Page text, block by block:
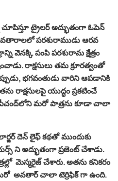
ట్రైలర్‌ అద్భుతంగా ఓపెన్
పరశురాముడు ఆరవ
వెనక్కి పంపి పరశురామ క్షేత్రం
రాక్షసులు తమ క్రూరత్వంతో
భగవంతుడు వారిని ఆపడానికి
రాక్షసులపై యుద్ధం ప్రకటించే
మరో పాత్రను కూడా చాలా
దెన్ లైఫ్ కథతో ముందుకు
ని అద్భుతంగా ప్రజెంట్ చేశాడు.
మెస్మరైజ్ చేశారు. అతను కనికరం
అవతార్ చాలా టెర్రిఫిక్ గా ఉంది.